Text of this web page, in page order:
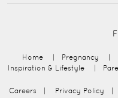
Home Pregnancy
Inspiration & Lifestyle
Careers Privacy Policy